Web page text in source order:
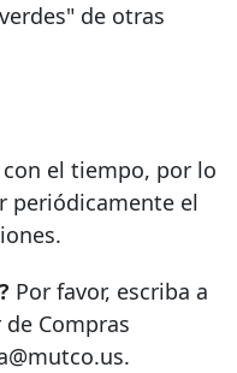
de otras
el tiempo, por lo
periódicamente el
Por favor, escriba a
Compras